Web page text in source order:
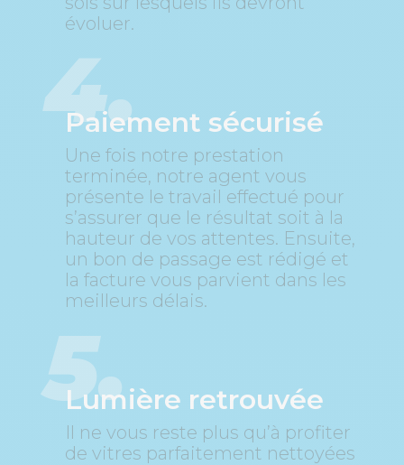
évoluer.
4.
Paiement sécurisé
Une fois notre prestation
terminée, notre agent vous
présente le travail effectué pour
s’assurer que le résultat soit à la
hauteur de vos attentes. Ensuite,
un bon de passage est rédigé et
la facture vous parvient dans les
meilleurs délais.
5.
Lumière retrouvée
Il ne vous reste plus qu’à profiter
de vitres parfaitement nettoyées